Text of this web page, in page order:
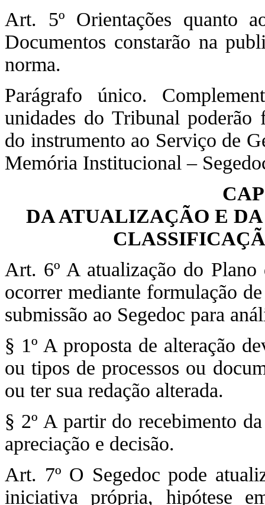
Art. 5º Orientações quanto
Documentos constarão na
norma.
Parágrafo único.
unidades do Tribunal poderão
do instrumento ao Serviço de
Memória Institucional –
DA ATUALIZAÇÃO E
Art. 6º A atualização do Plano
ocorrer mediante formulação
submissão ao Segedoc para
§ 1º A proposta de alteração
ou tipos de processos ou
ou ter sua redação alterada.
§ 2º A partir do recebimento
apreciação e decisão.
Art. 7º O Segedoc pode
iniciativa própria, hipótese